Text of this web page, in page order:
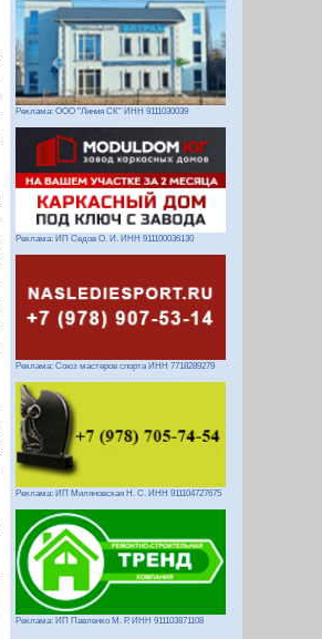
2/32
Реклама: ООО "Линия СК" ИНН 9111030039
Реклама: ИП Седов О. И. ИНН 911100036130
Реклама: Союз мастеров спорта ИНН 7718289279
Реклама: ИП Миляновская Н. С. ИНН 911104727675
Реклама: ИП Павленко М. Р. ИНН 911103871108